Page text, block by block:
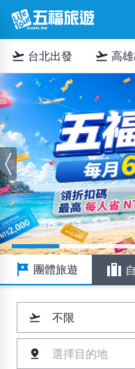
flight_takeoff 台北出發 flight_takeoff 高
tour 團體旅遊 trip
flight_takeoff 不限
pin_drop 選擇目的地
165防詐騙提醒
親愛的《五福旅遊》
爲防止不肖詐騙集
員」名義等,詐騙消
※提醒您,防詐騙三
[不配合操作ATM]
信用卡資料][不
※常見的詐騙手法如
以「重複刷卡」爲
以「刷卡金額錯誤
以「商品優惠」或
以「機票」或「飯
以「取消訂單」或
以旅客資料外洩或錯
告知您「多次重複
指示您操作ATM提
颱風公告
護照作業流程
敬愛的五福旅遊
基於多數國家已開
您的旅遊安全與個
整出團前護照作業
除旅遊目的地仍須
事先向旅客收取
旅客僅須提供護照
書」，出發當日自
到。
此措施能有效降低
險，並確保您在旅
五福旅遊感謝您的
的服務，陪伴您展開
《五福旅遊》敬上